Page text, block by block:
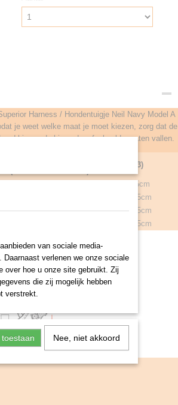
Harness / Hondentuigje Neil Navy Model A
je weet welke maat je moet kiezen, zorg dat de
binnen de hieronder afgebeelde maten vallen.
(3)
9,5cm
11.5cm
46~62cm
13.5cm
15.5cm
van sociale media-
verlenen we onze sociale
over hoe u onze site gebruikt. Zij
die zij mogelijk hebben
verstrekt.
toestaan Nee, niet akkoord